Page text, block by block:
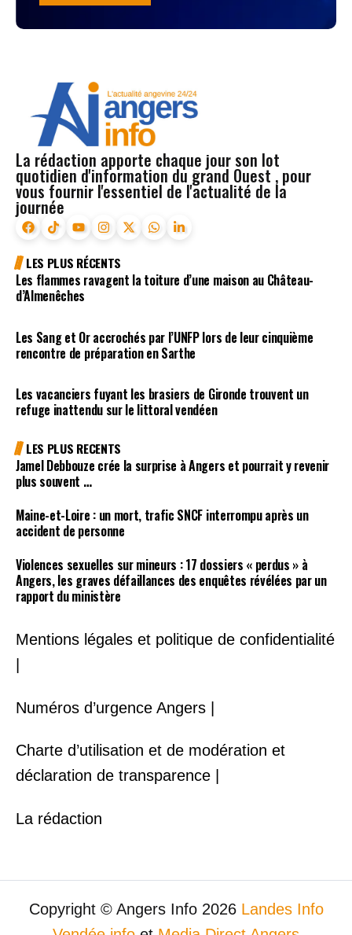
La rédaction apporte chaque jour son lot
quotidien d'information du grand Ouest , pour
vous fournir l'essentiel de l'actualité de la
journée
LES PLUS RÉCENTS
Les flammes ravagent la toiture d’une maison au Château-
d’Almenêches
Les Sang et Or accrochés par l’UNFP lors de leur cinquième
rencontre de préparation en Sarthe
Les vacanciers fuyant les brasiers de Gironde trouvent un
refuge inattendu sur le littoral vendéen
LES PLUS RECENTS
Jamel Debbouze crée la surprise à Angers et pourrait y revenir
plus souvent …
Maine-et-Loire : un mort, trafic SNCF interrompu après un
accident de personne
Violences sexuelles sur mineurs : 17 dossiers « perdus » à
Angers, les graves défaillances des enquêtes révélées par un
rapport du ministère
Mentions légales et politique de confidentialité
Numéros d’urgence Angers |
Charte d’utilisation et de modération et
déclaration de transparence |
La rédaction
Copyright © Angers Info 2026 Landes Info